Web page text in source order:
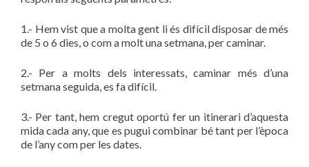
1.- Hem vist que a molta gent li és difícil disposar de més
de 5 o 6 dies, o com a molt una setmana, per caminar.
2.- Per a molts dels interessats, caminar més d’una
setmana seguida, es fa difícil.
3.- Per tant, hem cregut oportú fer un itinerari d’aquesta
mida cada any, que es pugui combinar bé tant per l’època
de l’any com per les dates.